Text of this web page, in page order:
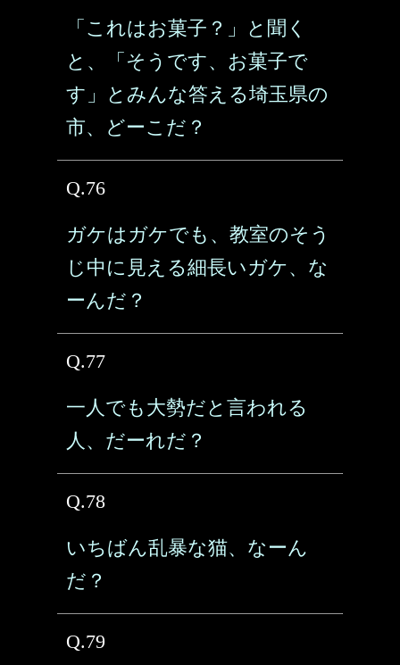
「これはお菓子？」と聞く
と、「そうです、お菓子で
す」とみんな答える埼玉県の
市、どーこだ？
Q.76
ガケはガケでも、教室のそう
じ中に見える細長いガケ、な
ーんだ？
Q.77
一人でも大勢だと言われる
人、だーれだ？
Q.78
いちばん乱暴な猫、なーん
だ？
Q.79